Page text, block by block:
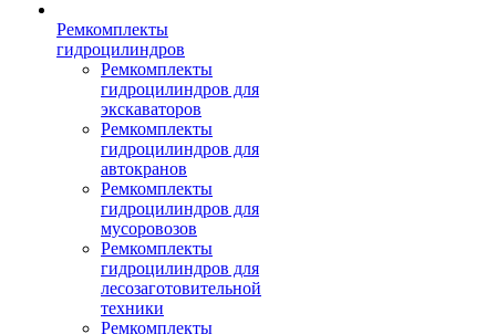
Ремкомплекты
гидроцилиндров
Ремкомплекты
гидроцилиндров для
экскаваторов
Ремкомплекты
гидроцилиндров для
автокранов
Ремкомплекты
гидроцилиндров для
мусоровозов
Ремкомплекты
гидроцилиндров для
лесозаготовительной
техники
Ремкомплекты